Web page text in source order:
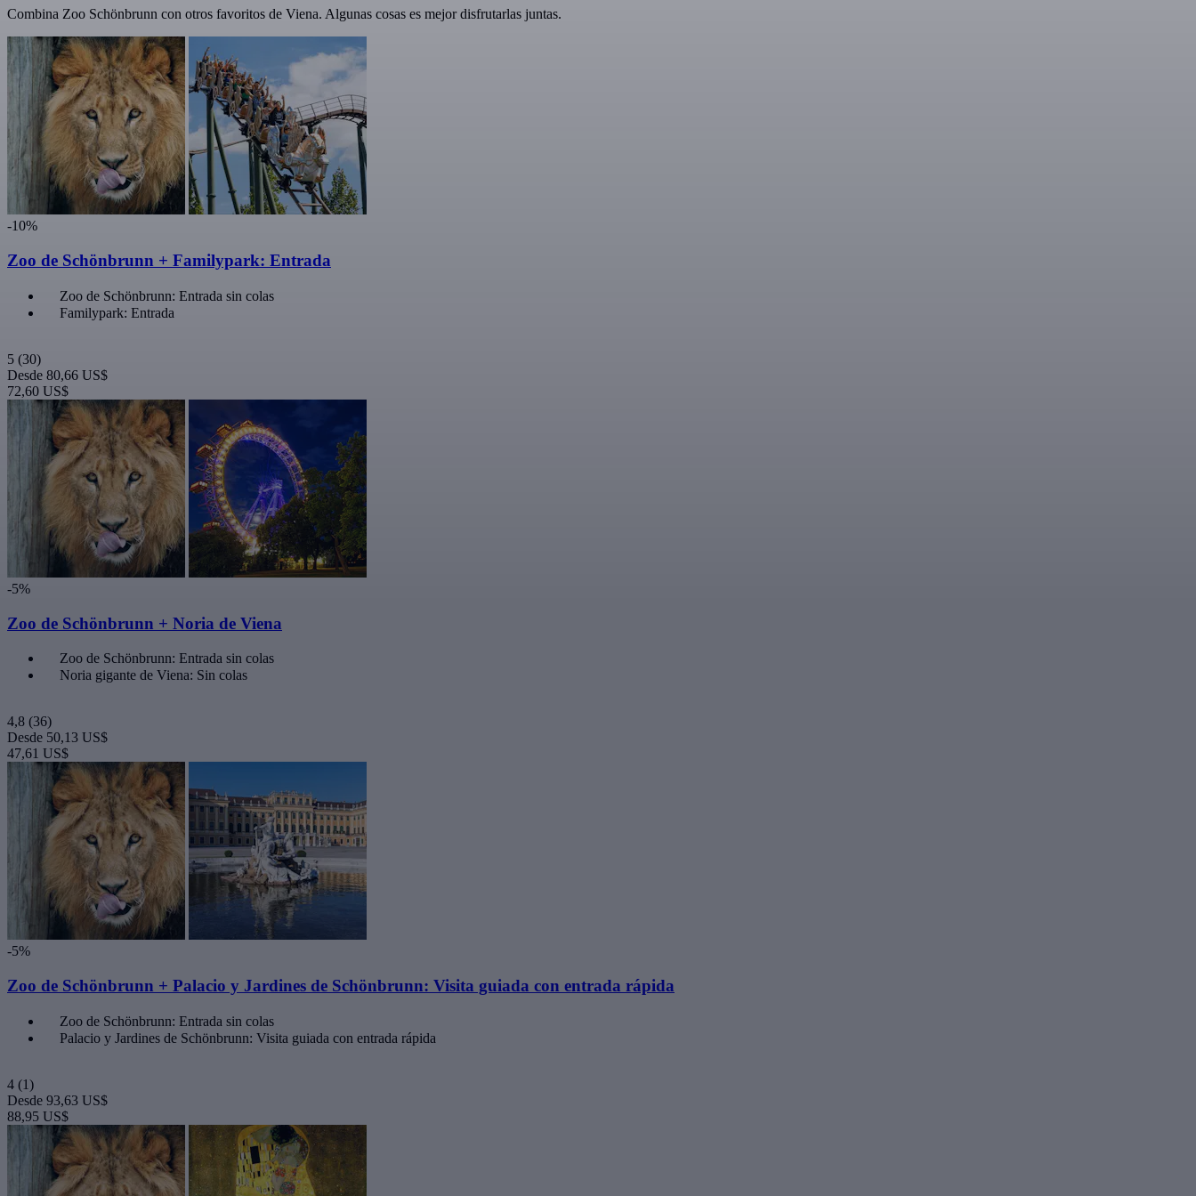
Combina Zoo Schönbrunn con otros favoritos de Viena. Algunas cosas es mejor disfrutarlas juntas.
-10%
Zoo de Schönbrunn + Familypark: Entrada
Zoo de Schönbrunn: Entrada sin colas
Familypark: Entrada
5 (30)
Desde 80,66 US$
72,60 US$
-5%
Zoo de Schönbrunn + Noria de Viena
Zoo de Schönbrunn: Entrada sin colas
Noria gigante de Viena: Sin colas
4,8 (36)
Desde 50,13 US$
47,61 US$
-5%
Zoo de Schönbrunn + Palacio y Jardines de Schönbrunn: Visita guiada con entrada rápida
Zoo de Schönbrunn: Entrada sin colas
Palacio y Jardines de Schönbrunn: Visita guiada con entrada rápida
4 (1)
Desde 93,63 US$
88,95 US$